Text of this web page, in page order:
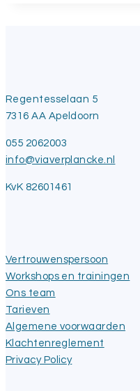
Regentesselaan 5
7316 AA Apeldoorn
055 2062003
info@viaverplancke.nl
KvK 82601461
Vertrouwenspersoon
Workshops en trainingen
Ons team
Tarieven
Algemene voorwaarden
Klachtenreglement
Privacy Policy